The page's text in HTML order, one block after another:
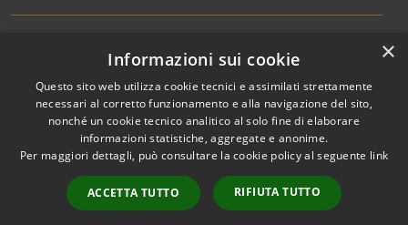
Accessibilità
Privacy
Mappa del sito
Extranet
Intranet
Copyright © 2026 • Comune di
Rocchetta Sant'Antonio •
Powered by Municipium•
Accesso redazione
×
Informazioni sui cookie
Questo sito web utilizza cookie tecnici e assimilati strettamente
necessari al corretto funzionamento e alla navigazione del sito,
nonché un cookie tecnico analitico al solo fine di elaborare
informazioni statistiche, aggregate e anonime.
Per maggiori dettagli, può consultare la cookie policy al seguente link
ACCETTA TUTTO RIFIUTA TUTTO